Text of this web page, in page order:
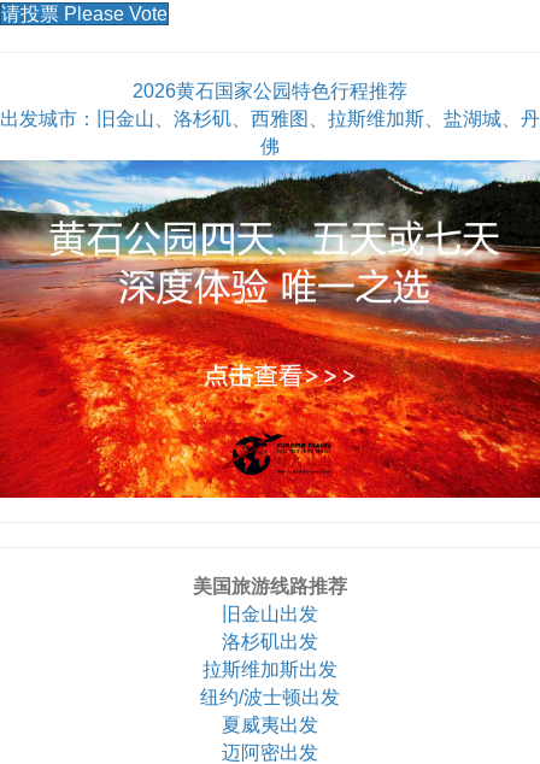
请投票 Please Vote
2026黄石国家公园特色行程推荐
出发城市：旧金山、洛杉矶、西雅图、拉斯维加斯、盐湖城、丹
佛
美国旅游线路推荐
旧金山出发
洛杉矶出发
拉斯维加斯出发
纽约/波士顿出发
夏威夷出发
迈阿密出发